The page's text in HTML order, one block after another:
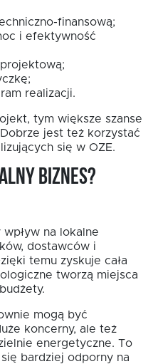
finansową;
i efektywność
realizacji.
tym większe szanse
jest też korzystać
się w OZE.
biznes?
na lokalne
dostawców i
temu zyskuje cała
tworzą miejsca
mogą być
koncerny, ale też
energetyczne. To
bardziej odporny na